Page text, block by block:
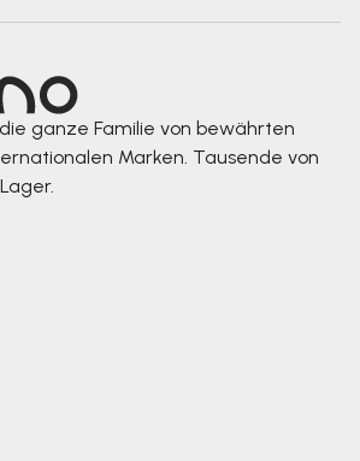
ganze Familie von bewährten
Marken. Tausende von